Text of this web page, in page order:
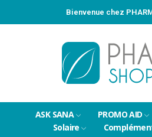
Bienvenue chez
ASK SANA PROMO AID
Solaire